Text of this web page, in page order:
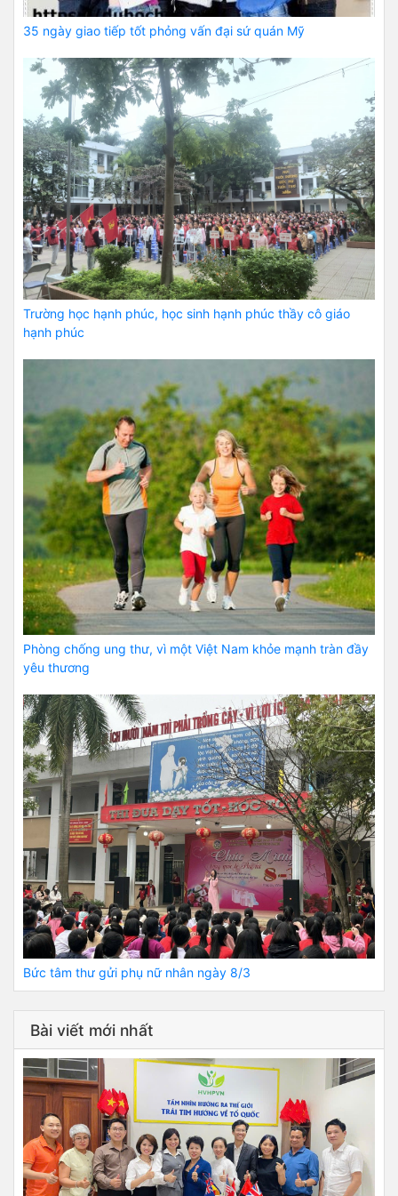
35 ngày giao tiếp tốt phỏng vấn đại sứ quán Mỹ
Trường học hạnh phúc, học sinh hạnh phúc thầy cô giáo
hạnh phúc
Phòng chống ung thư, vì một Việt Nam khỏe mạnh tràn đầy
yêu thương
Bức tâm thư gửi phụ nữ nhân ngày 8/3
Bài viết mới nhất